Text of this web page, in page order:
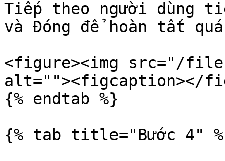
Tiếp theo người dùng
và Đóng để hoàn tất
<figure><img src="/files/
alt=""><figcaption></
{% endtab %}
{% tab title="Bước 4"